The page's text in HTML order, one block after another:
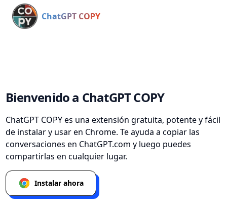
ChatGPT COPY
Bienvenido a ChatGPT COPY
ChatGPT COPY es una extensión gratuita, potente y fácil
de instalar y usar en Chrome. Te ayuda a copiar las
conversaciones en ChatGPT.com y luego puedes
compartirlas en cualquier lugar.
Instalar ahora